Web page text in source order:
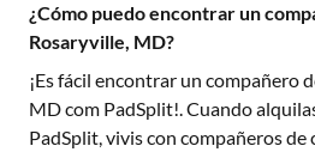
¿Cómo puedo encontrar un
Rosaryville, MD?
¡Es fácil encontrar un compañero
MDcom PadSplit!. Cuando
PadSplit, vivis con compañeros